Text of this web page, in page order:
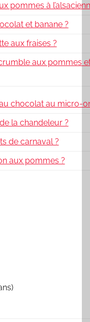
pommes à
et banane ?
aux fraises ?
aux pommes
chocolat au micro-
la chandeleur ?
de carnaval ?
aux pommes ?